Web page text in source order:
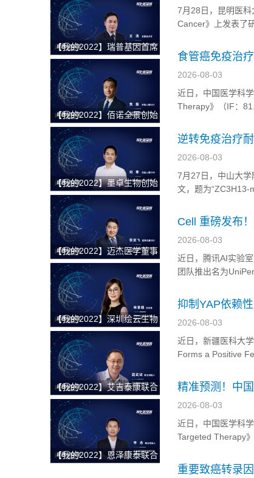
代蛋白组学如何加速精准医
疗新进程
【我的2022】瑞普基因首席
技术官王涛：发挥BT+AI双
引擎特色优势，推进AI技术
在精准医疗领域的临床落地
【我的2022】佰诺全景创始
人焦磊：降低使用成本和难
度，推动全景病理技术在中
国的临床转化落地
【我的2022】墨卓生物创始
人兼COO刘寒：日日精进，
久久为功，把一个好的单细
胞中国解决方案带给客户
【我的2022】迈杰医学董事
长兼首席执行官张亚飞：数
智化赋能商业模式转型，为
客户提供更优质的伴随诊断
整体解决方案
【我的2022】深圳绘云生物
总经理林景超：专注慢病早
筛类临床质谱检测产品，从
临床痛点出发，为临床医学
检验解决更多难题
【我的2022】艾吉泰康联合
创始人屈武斌：对技术精雕
细琢，以客户应用场景为核
心，用特色服务提供基因捕
获整体解决方案
【我的2022】恩泽康泰联合
7月28日，昆明医
Cancer》上发表了
食管癌免疫治
因子KLF4在食
2026-08-03
近日，中国医学科
Therapy》（IF：
新思路。 KLF4 对
逆转免疫治疗
干预方法
2026-08-03
7月27日，中山大
文，题为
Cell 重磅发布
首次实现基因
2026-08-03
近日，腾讯AI实验
团队推出名为
征到表型预测 随着
抑制YAP依赖
靶点
2026-08-03
近日，新疆医科大
Forms a Positive
精准预测！中
性转移高精度预
2026-08-03
近日，中国医学科
Targeted Therapy
研究流程图 核心发
重要致癌转录